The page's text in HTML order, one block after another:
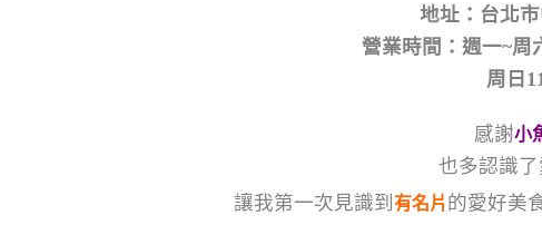
地址：台北
營業時間：週一~周
周日
感謝小
也多認識
讓我第一次見識到 有名片 的愛好美